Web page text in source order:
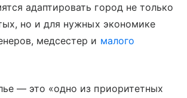
адаптировать город не только
но и для нужных экономике
медсестер и малого
— это «одно из приоритетных